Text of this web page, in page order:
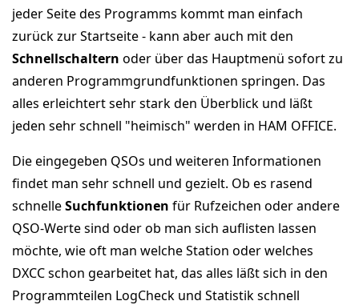
jeder Seite des Programms kommt man einfach
zurück zur Startseite - kann aber auch mit den
Schnellschaltern oder über das Hauptmenü sofort zu
anderen Programmgrundfunktionen springen. Das
alles erleichtert sehr stark den Überblick und läßt
jeden sehr schnell "heimisch" werden in HAM OFFICE.
Die eingegeben QSOs und weiteren Informationen
findet man sehr schnell und gezielt. Ob es rasend
schnelleSuchfunktionen für Rufzeichen oder andere
QSO-Werte sind oder ob man sich auflisten lassen
möchte, wie oft man welche Station oder welches
DXCC schon gearbeitet hat, das alles läßt sich in den
Programmteilen LogCheck und Statistik schnell